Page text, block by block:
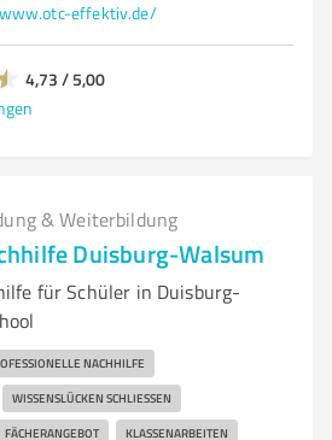
www.otc-effektiv.de/
4,73 / 5,00
& Weiterbildung
Duisburg-Walsum
für Schüler in Duisburg-
NACHHILFE
WISSENSLÜCKEN SCHLIESSEN
FÄCHERANGEBOT KLASSENARBEITEN